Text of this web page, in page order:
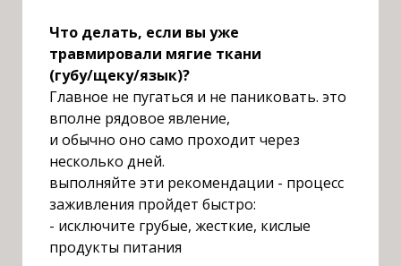
Что делать, если вы уже
травмировали мягие ткани
(губу/щеку/язык)?
Главное не пугаться и не паниковать. это
вполне рядовое явление,
и обычно оно само проходит через
несколько дней.
выполняйте эти рекомендации - процесс
заживления пройдет быстро:
- исключите грубые, жесткие, кислые
продукты питания